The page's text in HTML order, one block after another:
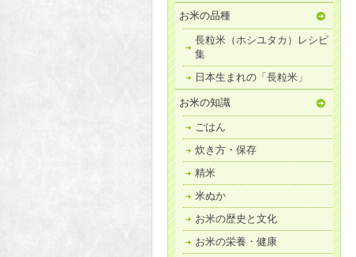
お米の品種
長粒米（ホシユタカ）レシピ
集
日本生まれの「長粒米」
お米の知識
ごはん
炊き方・保存
精米
米ぬか
お米の歴史と文化
お米の栄養・健康